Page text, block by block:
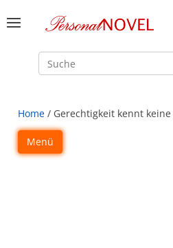
Suche
Home / Gerechtigkeit kennt keine
Menü